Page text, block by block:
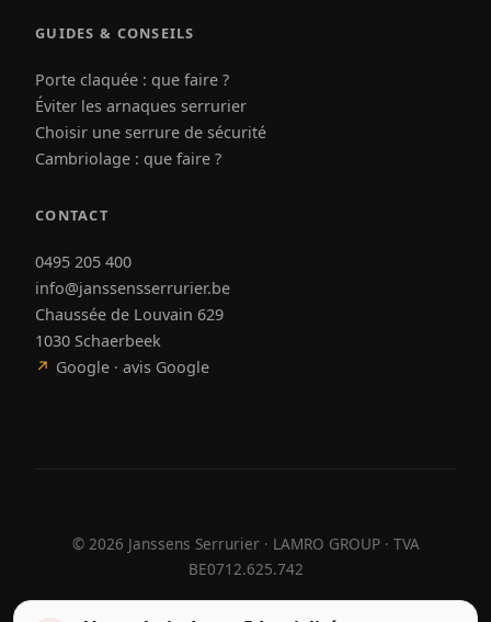
GUIDES & CONSEILS
Porte claquée : que faire ?
Éviter les arnaques serrurier
Choisir une serrure de sécurité
Cambriolage : que faire ?
CONTACT
0495 205 400
info@janssensserrurier.be
Chaussée de Louvain 629
1030 Schaerbeek
↗ Google · avis Google
© 2026 Janssens Serrurier · LAMRO GROUP · TVA
BE0712.625.742